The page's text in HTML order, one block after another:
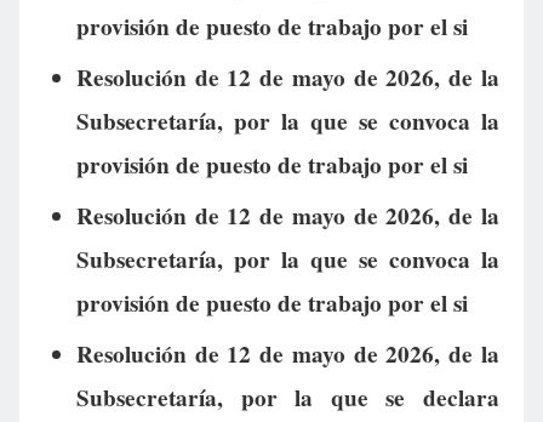
provisión de puesto de trabajo por el si
Resolución de 12 de mayo de 2026, de la
Subsecretaría, por la que se convoca la
provisión de puesto de trabajo por el si
Resolución de 12 de mayo de 2026, de la
Subsecretaría, por la que se convoca la
provisión de puesto de trabajo por el si
Resolución de 12 de mayo de 2026, de la
Subsecretaría, por la que se declara